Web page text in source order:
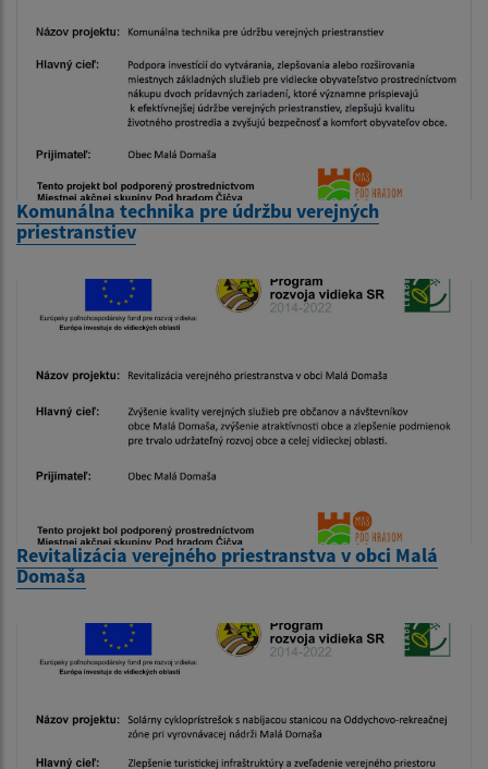
Komunálna technika pre údržbu verejných
priestranstiev
Revitalizácia verejného priestranstva v obci Malá
Domaša